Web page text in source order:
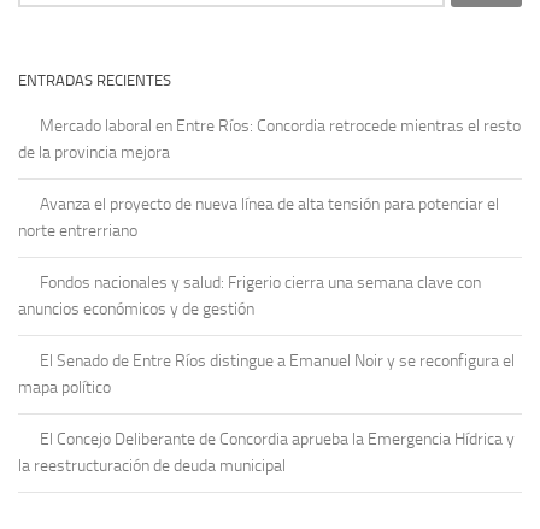
ENTRADAS RECIENTES
Mercado laboral en Entre Ríos: Concordia retrocede mientras el resto
de la provincia mejora
Avanza el proyecto de nueva línea de alta tensión para potenciar el
norte entrerriano
Fondos nacionales y salud: Frigerio cierra una semana clave con
anuncios económicos y de gestión
El Senado de Entre Ríos distingue a Emanuel Noir y se reconfigura el
mapa político
El Concejo Deliberante de Concordia aprueba la Emergencia Hídrica y
la reestructuración de deuda municipal